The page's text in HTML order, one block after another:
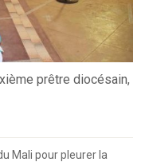
prêtre diocésain,
Mali pour pleurer la